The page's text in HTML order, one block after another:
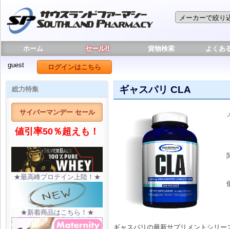
ホーム セール!! 貨物検索 よくあ
guest ログインはこちら
総力特集
サイバーマンデー セール
値引率50％超えも！
★最高峰プロテイン上陸！★
★新着商品はこちら！★
ギャスパリ CLA
ギャスパリの最新サプリメントシリー